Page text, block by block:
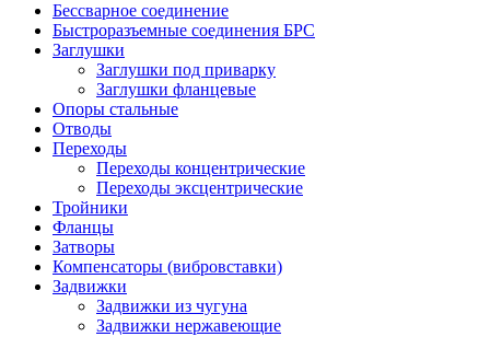
Бессварное соединение
Быстроразъемные соединения БРС
Заглушки
Заглушки под приварку
Заглушки фланцевые
Опоры стальные
Отводы
Переходы
Переходы концентрические
Переходы эксцентрические
Тройники
Фланцы
Затворы
Компенсаторы (вибровставки)
Задвижки
Задвижки из чугуна
Задвижки нержавеющие